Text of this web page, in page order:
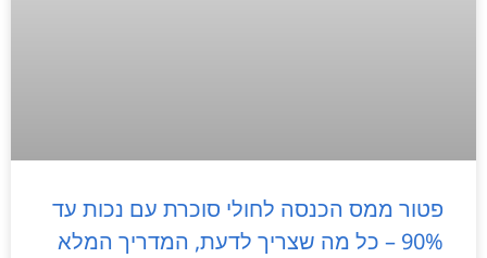
פטור ממס הכנסה לחולי סוכרת עם נכות עד
90% – כל מה שצריך לדעת, המדריך המלא